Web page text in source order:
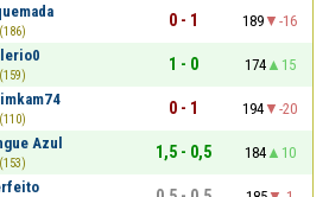
(186)
0 - 1 189
-16
(159)
1 - 0 174
15
(110)
0 - 1 194
-20
Azul
(153)
1,5 - 0,5 184
10